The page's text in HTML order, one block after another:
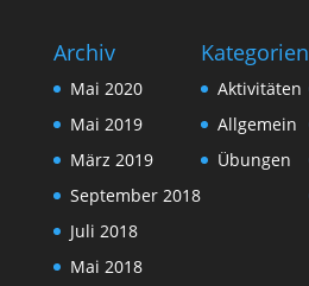
Archiv
Mai 2020
Mai 2019
März 2019
September 2018
Juli 2018
Mai 2018
Kategorien
Aktivitäten
Allgemein
Übungen